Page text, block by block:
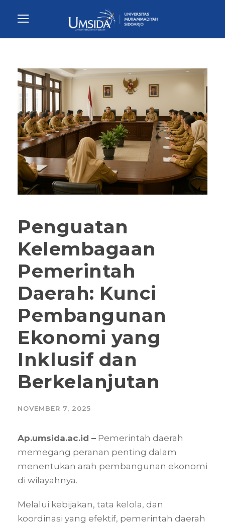
Penguatan
Kelembagaan
Pemerintah
Daerah: Kunci
Pembangunan
Ekonomi yang
Inklusif dan
Berkelanjutan
NOVEMBER 7, 2025
Ap.umsida.ac.id – Pemerintah daerah
memegang peranan penting dalam
menentukan arah pembangunan ekonomi
di wilayahnya.
Melalui kebijakan, tata kelola, dan
koordinasi yang efektif, pemerintah daerah